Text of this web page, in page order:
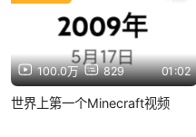
100.0万 829 01:02
世界上第一个Minecraft视频